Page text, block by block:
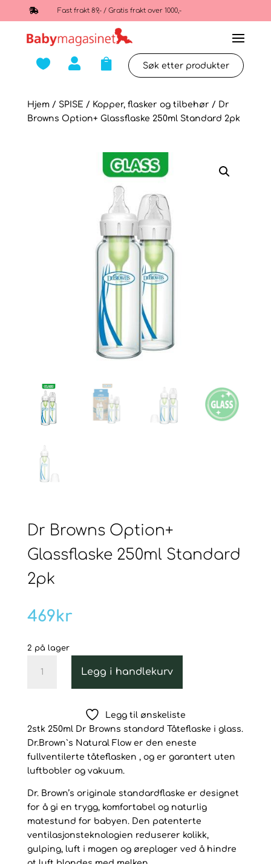
 Fast frakt 89,- / Gratis frakt over 1000,-
  
Hjem/ SPISE / Kopper, flasker og tilbehør / Dr
Browns Option+ Glassflaske 250ml Standard 2pk
Dr Browns Option+
Glassflaske 250ml Standard
2pk
469 kr
2 på lager
Browns
Standard
2pk
antall
Legg i handlekurv
Legg til ønskeliste
2stk 250ml Dr Browns standard Tåteflaske i glass.
Dr.Brown`s Natural Flow er den eneste
fullventilerte tåteflasken , og er garantert uten
luftbobler og vakuum.
Dr. Brown’s originale standardflaske er designet
for å gi en trygg, komfortabel og naturlig
matestund for babyen. Den patenterte
ventilasjonsteknologien reduserer kolikk,
gulping, luft i magen og øreplager ved å hindre